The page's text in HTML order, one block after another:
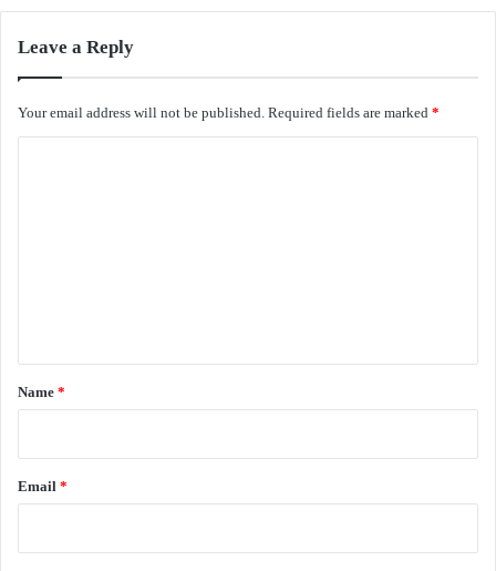
Leave a Reply
Your email address will not be published. Required fields are marked *
*
Name *
Email *